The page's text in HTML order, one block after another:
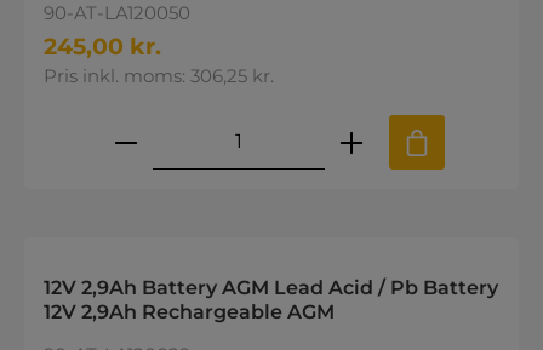
90-AT-LA120050
245,00 kr.
Pris inkl. moms: 306,25 kr.
Produktmængde: Indtast den
12V 2,9Ah Battery AGM Lead Acid / Pb Battery
12V 2,9Ah Rechargeable AGM